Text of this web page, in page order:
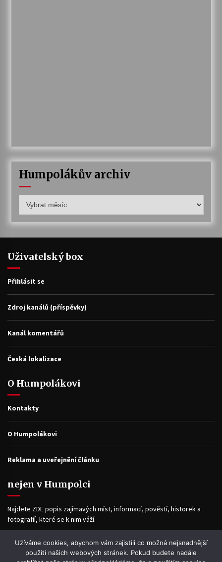
Humpolákův archiv
archiv
Uživatelský box
Přihlásit se
Zdroj kanálů (příspěvky)
Kanál komentářů
Česká lokalizace
O Humpolákovi
Kontakty
O Humpolákovi
Reklama a uveřejnění článku
nejen v Humpolci
Najdete ZDE popis zajímavých míst, informací, pověstí, historek a
fotografíí, které se k nim váží.
Facebook
Užíváme cookies, abychom vám zajistili co možná nejsnadnější
použití našich webových stránek. Pokud budete nadále